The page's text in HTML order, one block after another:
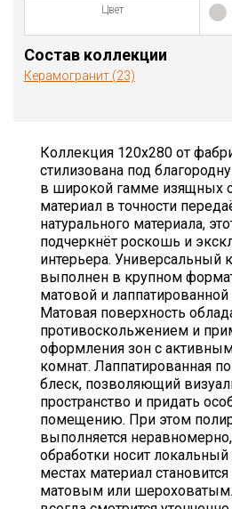
Цвет
Состав коллекции
Керамогранит (23)
Коллекция 120х280 от
стилизована под
в широкой гамме изящных
материал в точности
натурального материала,
подчеркнёт роскошь и
интерьера. Универсальный
выполнен в крупном
матовой и
Матовая поверхность
противоскольжением и
оформления зон с
комнат. Лаппатированная
блеск, позволяющий
пространство и придать
помещению. При этом
выполняется
обработки носит
местах материал
матовым или